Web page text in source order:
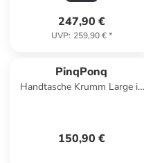
247,90 €
UVP: 259,90 €*
PinqPonq
Handtasche Krumm Large in
150,90 €